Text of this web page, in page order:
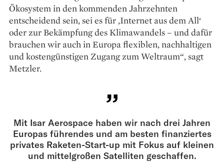
Ökosystem in den kommenden Jahrzehnten
entscheidend sein, sei es für ‚Internet aus dem All‘
oder zur Bekämpfung des Klimawandels – und dafür
brauchen wir auch in Europa flexiblen, nachhaltigen
und kostengünstigen Zugang zum Weltraum“, sagt
Metzler.
Mit Isar Aerospace haben wir nach drei Jahren
Europas führendes und am besten finanziertes
privates Raketen-Start-up mit Fokus auf kleinen
und mittelgroßen Satelliten geschaffen.